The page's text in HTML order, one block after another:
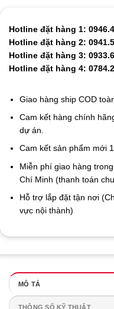
Hotline đặt hàng 1:
Hotline đặt hàng 2:
Hotline đặt hàng 3:
Hotline đặt hàng 4:
Giao hàng ship COD
Cam kết hàng chính
dự án.
Cam kết sản phẩm mới
Miễn phí giao hàng
Chí Minh (thanh toán
Hỗ trợ lắp đặt tận nơi
vực nội thành)
MÔ TẢ
THÔNG SỐ KỸ THUẬT